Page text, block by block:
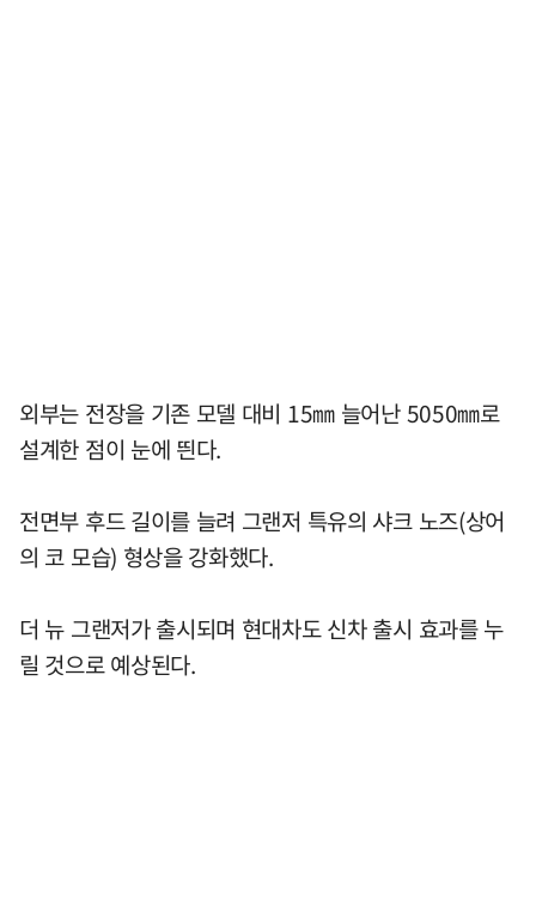
외부는 전장을 기존 모델 대비 15㎜ 늘어난 5050㎜로
설계한 점이 눈에 띈다.
전면부 후드 길이를 늘려 그랜저 특유의 샤크 노즈(상어
의 코 모습) 형상을 강화했다.
더 뉴 그랜저가 출시되며 현대차도 신차 출시 효과를 누
릴 것으로 예상된다.